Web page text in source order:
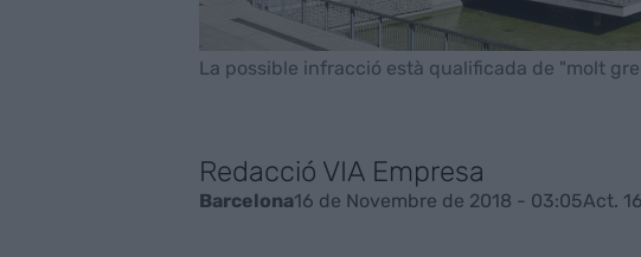
La possible infracció està qualificada de "molt
Redacció VIA Empresa
Barcelona16 de Novembre de 2018 - 03:05Act.